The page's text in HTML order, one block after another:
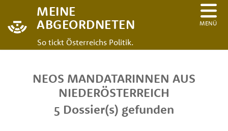
MEINE
ABGEORDNETEN
So tickt Österreichs Politik.
MENÜ
NEOS MANDATARINNEN AUS
NIEDERÖSTERREICH
5 Dossier(s) gefunden